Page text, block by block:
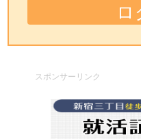
スポンサーリンク